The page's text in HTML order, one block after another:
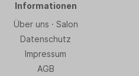
Informationen
Über uns · Salon
Datenschutz
Impressum
AGB